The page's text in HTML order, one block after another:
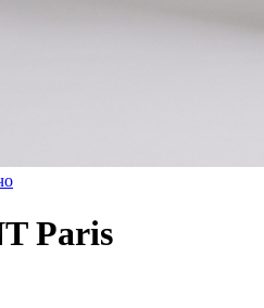
Paris